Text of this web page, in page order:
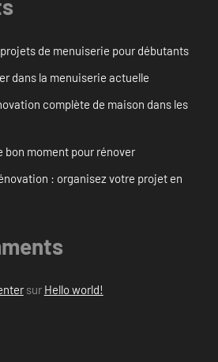
de menuiserie pour débutants
dans la menuiserie actuelle
complète de maison dans les
bon moment pour rénover
: organisez votre projet en
sur Hello world!